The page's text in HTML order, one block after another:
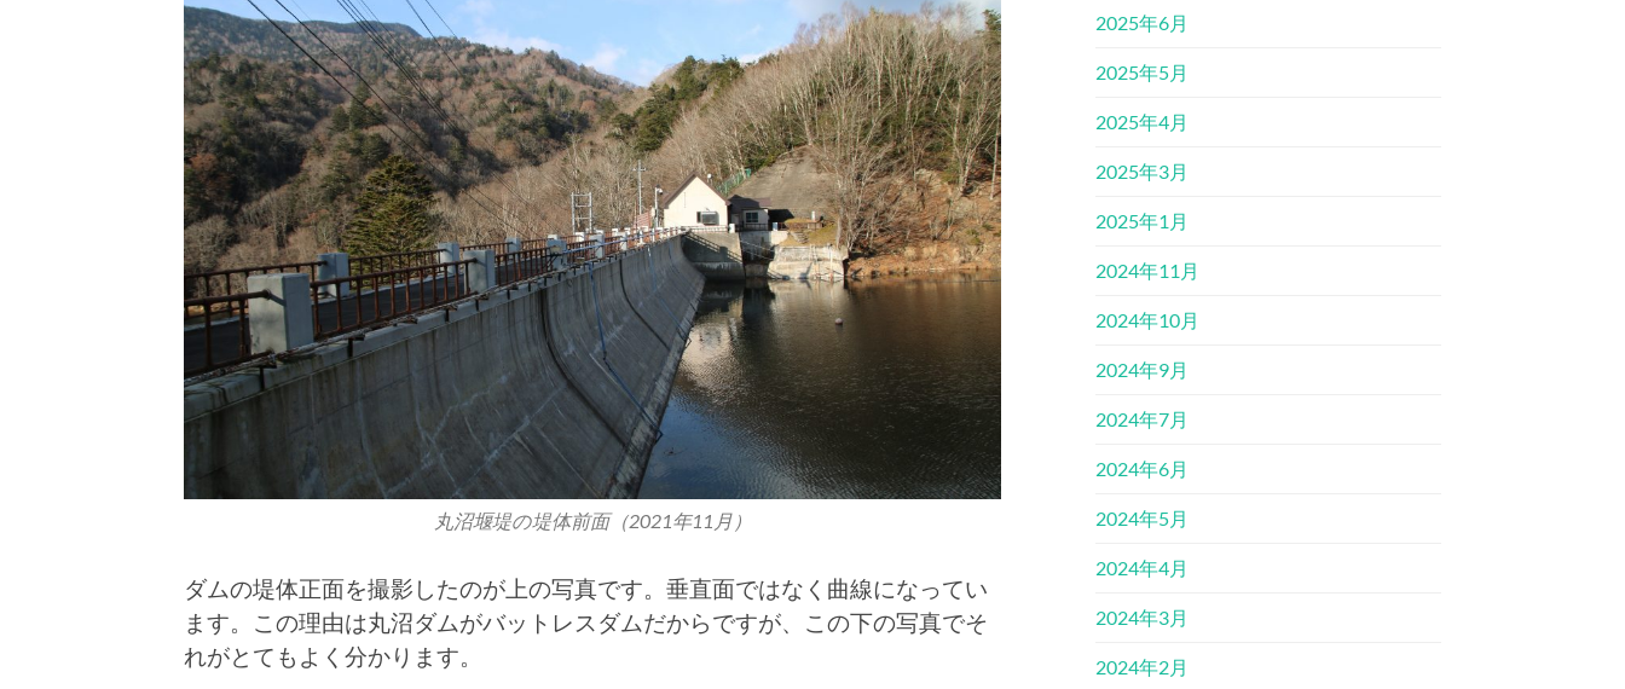
丸沼堰堤の堤体前面（2021年11月）
ダムの堤体正面を撮影したのが上の写真です。垂直面ではなく曲線になってい
ます。この理由は丸沼ダムがバットレスダムだからですが、この下の写真でそ
れがとてもよく分かります。
2025年6月
2025年5月
2025年4月
2025年3月
2025年1月
2024年11月
2024年10月
2024年9月
2024年7月
2024年6月
2024年5月
2024年4月
2024年3月
2024年2月